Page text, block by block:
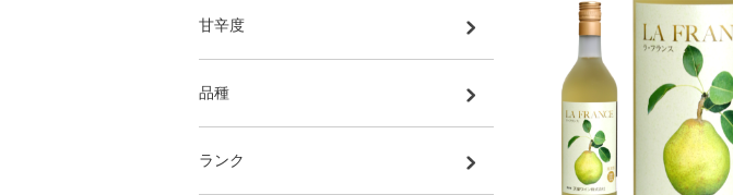
甘辛度
品種
ランク